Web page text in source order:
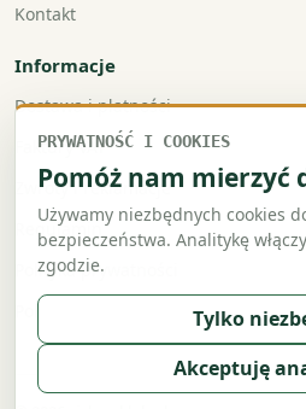
Kontakt
Informacje
Dostawa i płatności
Faktury VAT
Zwroty i reklamacje
Regulamin
Polityka prywatności
Polityka cookies
PRYWATNOŚĆ I COOKIES
Pomóż nam mierzyć
Używamy niezbędnych cookies
bezpieczeństwa. Analitykę
zgodzie.
Tylko
Akceptuję